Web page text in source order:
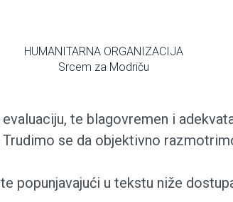
HUMANITARNA ORGANIZACIJA
Srcem za Modriču
te blagovremen i
se da objektivno
popunjavajući u tekstu niže